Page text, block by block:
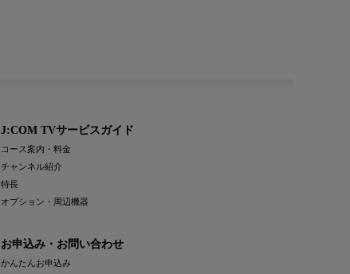
J:COM TVサービスガイド
コース案内・料金
チャンネル紹介
特長
オプション・周辺機器
お申込み・お問い合わせ
かんたんお申込み